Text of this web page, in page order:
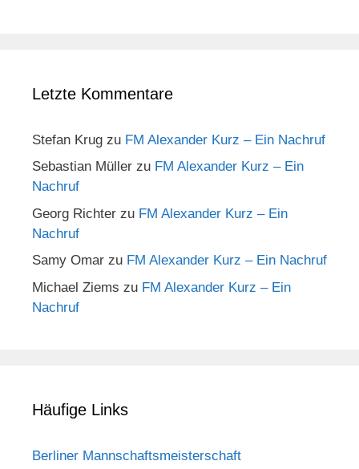
Letzte Kommentare
Stefan Krug zu FM Alexander Kurz – Ein Nachruf
Sebastian Müller zu FM Alexander Kurz – Ein
Nachruf
Georg Richter zu FM Alexander Kurz – Ein
Nachruf
Samy Omar zu FM Alexander Kurz – Ein Nachruf
Michael Ziems zu FM Alexander Kurz – Ein
Nachruf
Häufige Links
Berliner Mannschaftsmeisterschaft